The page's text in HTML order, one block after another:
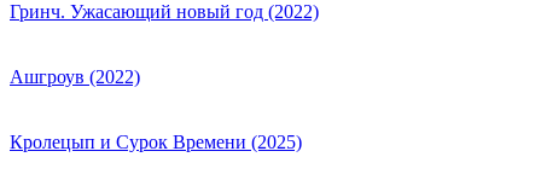
Гринч. Ужасающий новый год (2022)
Ашгроув (2022)
Кролецып и Сурок Времени (2025)